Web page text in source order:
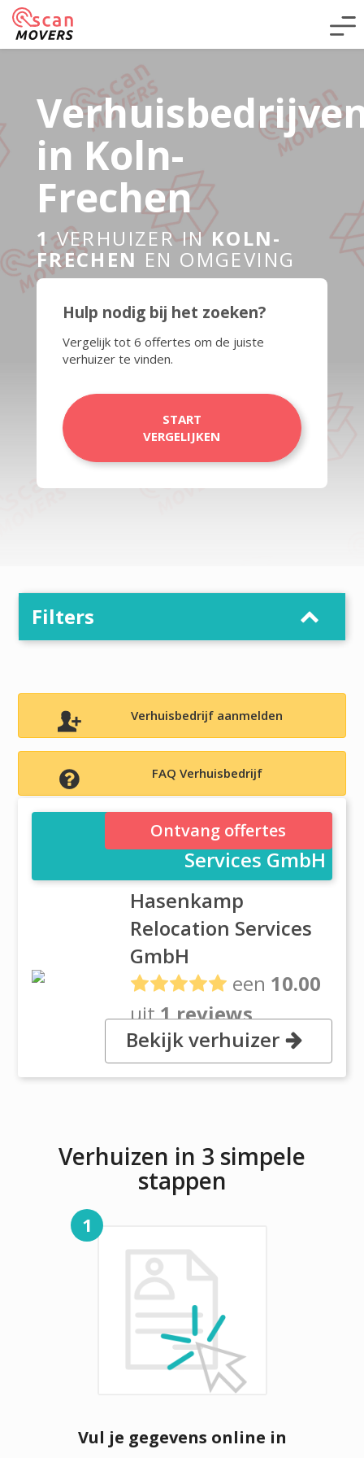
in Koln-
Frechen
1 VERHUIZER IN KOLN-
FRECHEN EN OMGEVING
Hulp nodig bij het zoeken?
Vergelijk tot 6 offertes om de juiste
verhuizer te vinden.
START
VERGELIJKEN
Filters
Verhuisbedrijf aanmelden
FAQ Verhuisbedrijf
Hasenkamp Relocation
Services GmbH
Hasenkamp
Relocation Services
GmbH
een 10.00
uit1 reviews
, Europaalle 16-18, 50226 Koln-
Frechen
Ontvang offertes
Bekijk verhuizer
Verhuizen in 3 simpele
stappen
1
Vul je gegevens online in